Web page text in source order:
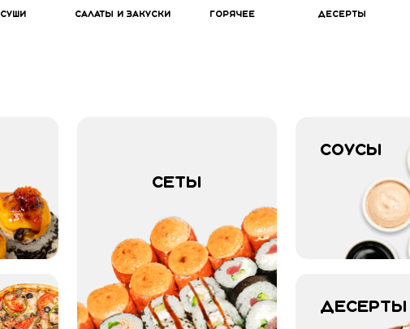
Суши Салаты и закуски Горячее Десерты
Сеты
Соусы
Десерты